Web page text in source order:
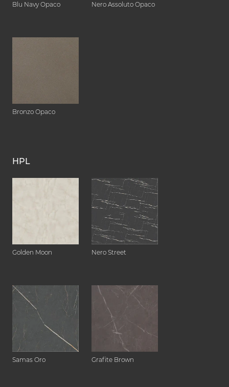
Blu Navy Opaco Nero Assoluto Opaco
Bronzo Opaco
HPL
Golden Moon Nero Street
Samas Oro Grafite Brown